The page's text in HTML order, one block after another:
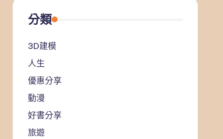
分類
3D建模
人生
優惠分享
動漫
好書分享
旅遊